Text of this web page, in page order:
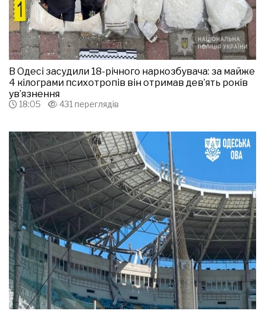
В Одесі засудили 18-річного наркозбувача: за майже
4 кілограми психотропів він отримав дев’ять років
ув’язнення
18:05 431 переглядів